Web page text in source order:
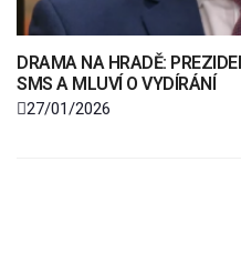
DRAMA NA HRADĚ:
SMS A MLUVÍ O VYDÍRÁNÍ
27/01/2026